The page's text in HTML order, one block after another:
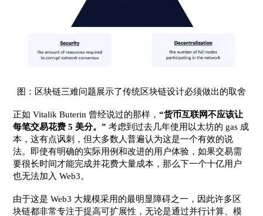
图：区块链三难问题展示了传统区块链设计必须做出的取舍
正如 Vitalik Buterin 曾经说过的那样，“货币互联网不应该让
每笔交易花费 5 美分。”考虑到过去几年使用以太坊的 gas 成
本，这有点讽刺，但大多数人普遍认为这是一个有效的说
法。即使有明确的实际用例和改进的用户体验，如果交易需
要很长时间才能完成并花费大量成本，那么下一个十亿用户
也无法加入 Web3。
由于这是 Web3 大规模采用的最明显障碍之一，因此许多区
块链都非常专注于提高可扩展性，无论是通过并行计算、模